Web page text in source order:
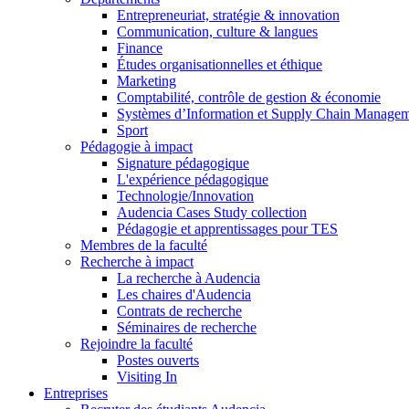
Entrepreneuriat, stratégie & innovation
Communication, culture & langues
Finance
Études organisationnelles et éthique
Marketing
Comptabilité, contrôle de gestion & économie
Systèmes d’Information et Supply Chain
Sport
Pédagogie à impact
Signature pédagogique
L'expérience pédagogique
Technologie/Innovation
Audencia Cases Study collection
Pédagogie et apprentissages pour TES
Membres de la faculté
Recherche à impact
La recherche à Audencia
Les chaires d'Audencia
Contrats de recherche
Séminaires de recherche
Rejoindre la faculté
Postes ouverts
Visiting In
Entreprises